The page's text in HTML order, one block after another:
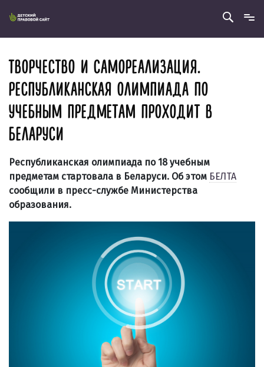
ТВОРЧЕСТВО И САМОРЕАЛИЗАЦИЯ.
РЕСПУБЛИКАНСКАЯ ОЛИМПИАДА ПО
УЧЕБНЫМ ПРЕДМЕТАМ ПРОХОДИТ В
БЕЛАРУСИ
Республиканская олимпиада по 18 учебным
предметам стартовала в Беларуси. Об этом БЕЛТА
сообщили в пресс-службе Министерства
образования.